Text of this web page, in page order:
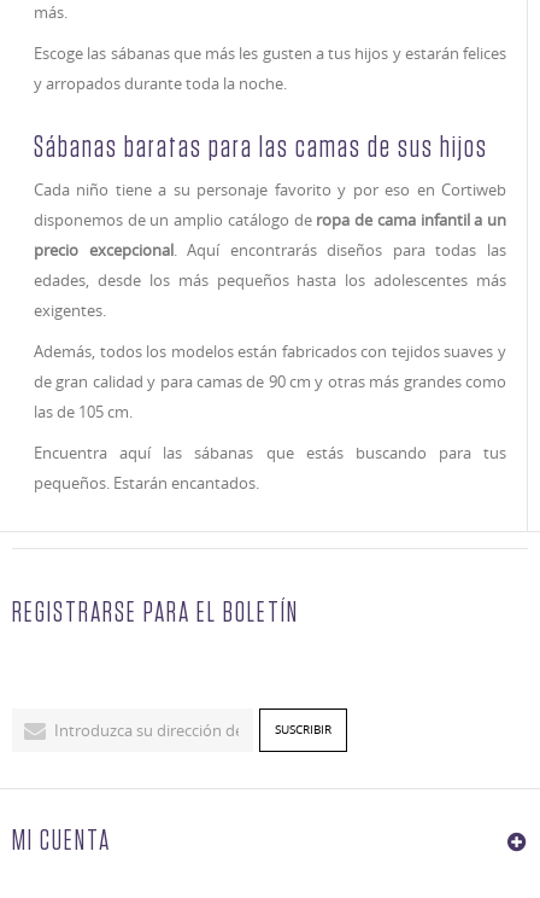
más.
Escoge las sábanas que más les gusten a tus hijos y estarán felices
y arropados durante toda la noche.
Sábanas baratas para las camas de sus hijos
Cada niño tiene a su personaje favorito y por eso en Cortiweb
disponemos de un amplio catálogo de ropa de cama infantil a un
precio excepcional. Aquí encontrarás diseños para todas las
edades, desde los más pequeños hasta los adolescentes más
exigentes.
Además, todos los modelos están fabricados con tejidos suaves y
de gran calidad y para camas de 90 cm y otras más grandes como
las de 105 cm.
Encuentra aquí las sábanas que estás buscando para tus
pequeños. Estarán encantados.
REGISTRARSE PARA EL BOLETÍN
MI CUENTA